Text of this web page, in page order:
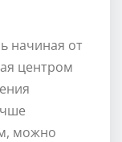
начиная от
центром
можно